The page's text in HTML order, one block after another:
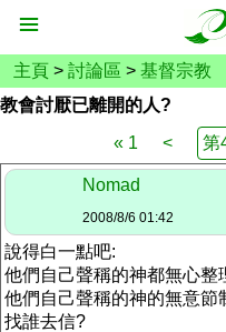
主頁 > 討論區 > 基督宗教
教會討厭已離開的人?
« 1
<
Nomad
2008/8/6 01:42
說得白一點吧:
他們自己聲稱的神都無心整
他們自己聲稱的神的無意節
找誰去信?